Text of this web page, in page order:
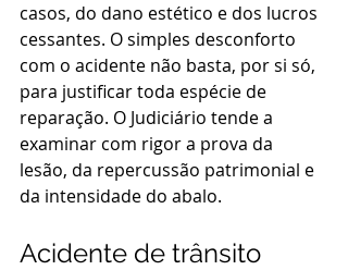
casos, do dano estético e dos lucros
cessantes. O simples desconforto
com o acidente não basta, por si só,
para justificar toda espécie de
reparação. O Judiciário tende a
examinar com rigor a prova da
lesão, da repercussão patrimonial e
da intensidade do abalo.
Acidente de trânsito